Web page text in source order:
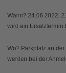
Wann? 24.06.2022,
wird ein Ersatztermin
Wo? Parkplatz an
werden bei der